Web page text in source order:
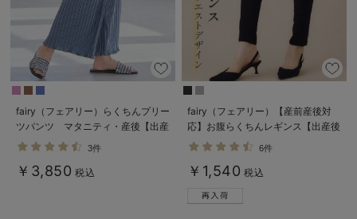
fairy（フェアリー）らくちんプリー
ツパンツ マタニティ・産後【出産
後も長く使える】
3件
￥3,850 税込
fairy（フェアリー）【産前産後対
応】お腹らくちんレギンス【出産後
も長く使える】
6件
￥1,540 税込